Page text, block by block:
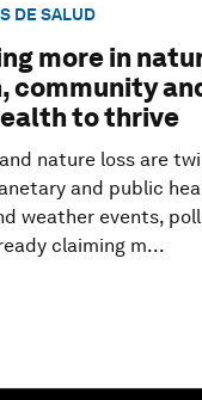
DE SALUD
more in
community
to thrive
nature loss are
and public
weather events,
claiming m...